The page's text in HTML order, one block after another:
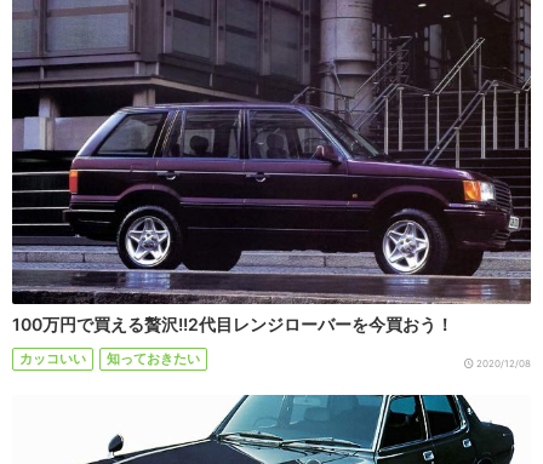
100万円で買える贅沢!!2代目レンジローバーを今買おう！
カッコいい 知っておきたい 2020/12/08